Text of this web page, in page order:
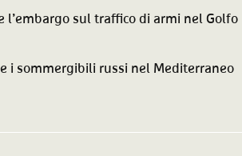
l’embargo sul traffico di armi nel Golfo
e i sommergibili russi nel Mediterraneo